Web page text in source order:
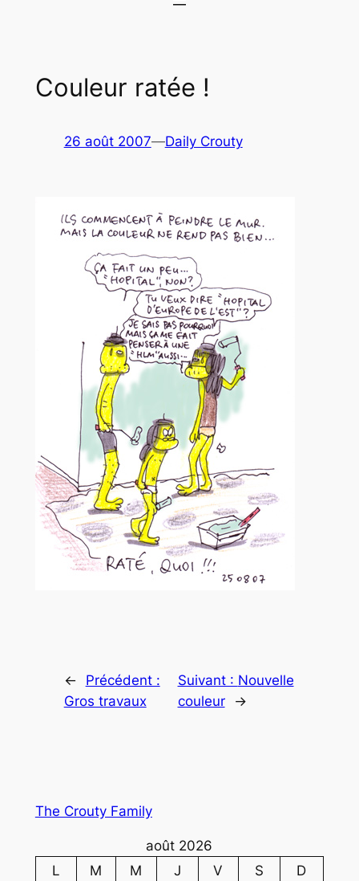
Couleur ratée !
26 août 2007—Daily Crouty
←
Précédent :
Gros travaux
Suivant : Nouvelle
couleur
→
The Crouty Family
août 2026
L
M M J V S
D